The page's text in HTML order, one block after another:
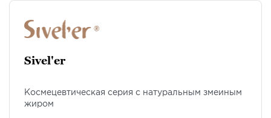
Sivel'er
Космецевтическая серия с натуральным змеиным
жиром